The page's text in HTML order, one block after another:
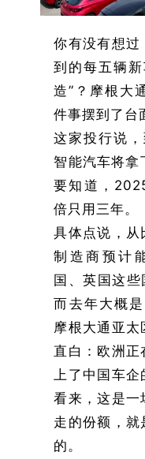
你有没有想过
到的每五辆
造”？摩根大
件事摆到了台
这家投行说
智能汽车将拿
要知道，
倍只用三年。
具体点说，从
制造商预计
国、英国这些
而去年大概
摩根大通亚太
直白：欧洲
上了中国车企
看来，这是
走的份额，
的。